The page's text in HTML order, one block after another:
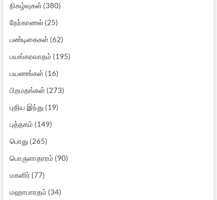
நிகழ்வுகள்(380)
நேர்காணல்(25)
பண்டிகைகள்(62)
பயங்கரவாதம் (195)
பயணங்கள்(16)
பிறமதங்கள்(273)
புதிய இந்து (19)
புத்தகம் (149)
பொது (265)
பொருளாதாரம் (90)
மகளிர் (77)
மஹாபாரதம் (34)